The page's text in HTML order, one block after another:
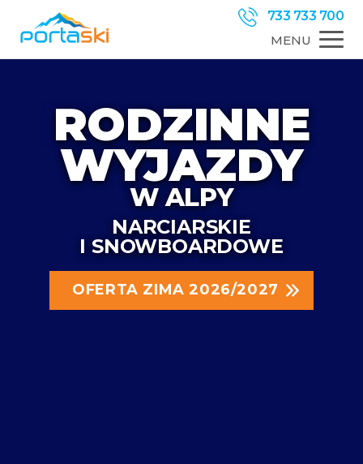
733 733 700
MENU
RODZINNE
WYJAZDY
W ALPY
NARCIARSKIE
I SNOWBOARDOWE
OFERTA ZIMA 2026/2027